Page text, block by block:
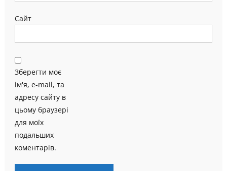
Сайт
Зберегти моє
ім'я, e-mail, та
адресу сайту в
цьому браузері
для моїх
подальших
коментарів.